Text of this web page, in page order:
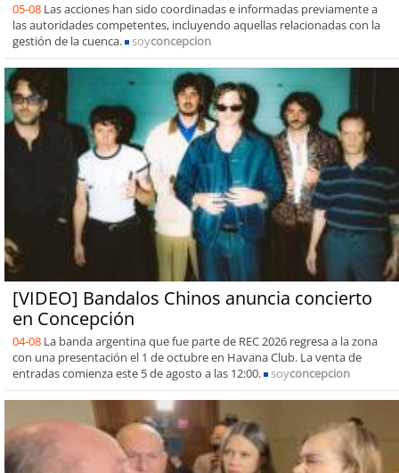
05-08 Las acciones han sido coordinadas e informadas previamente a
las autoridades competentes, incluyendo aquellas relacionadas con la
gestión de la cuenca.
soyconcepcion
[VIDEO] Bandalos Chinos anuncia concierto
en Concepción
04-08 La banda argentina que fue parte de REC 2026 regresa a la zona
con una presentación el 1 de octubre en Havana Club. La venta de
entradas comienza este 5 de agosto a las 12:00.
soyconcepcion